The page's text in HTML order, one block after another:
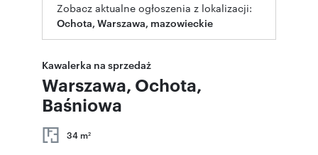
Zobacz aktualne ogłoszenia z lokalizacji:
Ochota, Warszawa, mazowieckie
Kawalerka na sprzedaż
Warszawa, Ochota,
Baśniowa
34 m2